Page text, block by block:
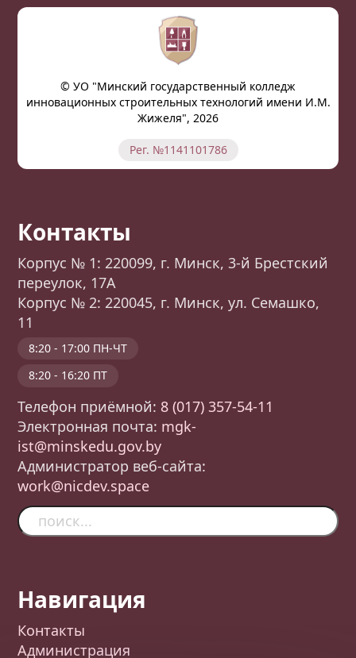
© УО "Минский государственный колледж
инновационных строительных технологий имени И.М.
Жижеля", 2026
Рег. №1141101786
Контакты
Корпус № 1: 220099, г. Минск, 3-й Брестский
переулок, 17А
Корпус № 2: 220045, г. Минск, ул. Семашко,
11
8:20 - 17:00 ПН-ЧТ
8:20 - 16:20 ПТ
Телефон приёмной: 8 (017) 357-54-11
Электронная почта: mgk-
ist@minskedu.gov.by
Администратор веб-сайта:
work@nicdev.space
Навигация
Контакты
Администрация